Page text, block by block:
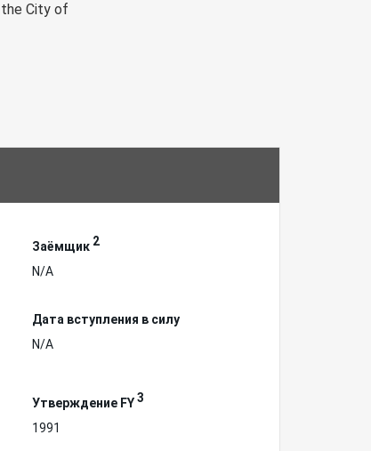
City of
Заёмщик 2
N/A
Дата вступления в силу
N/A
Утверждение FY3
1991